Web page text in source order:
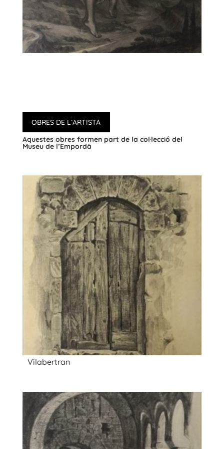
OBRES DE L’ARTISTA
Aquestes obres formen part de la col·lecció del
Museu de l’Empordà
Vilabertran